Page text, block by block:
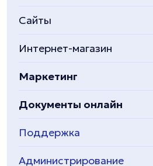
Сайты
Интернет-магазин
Маркетинг
Документы онлайн
Поддержка
Администрирование